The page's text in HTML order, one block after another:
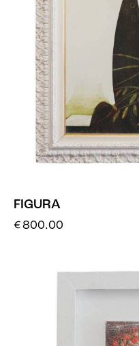
FIGURA
€800.00